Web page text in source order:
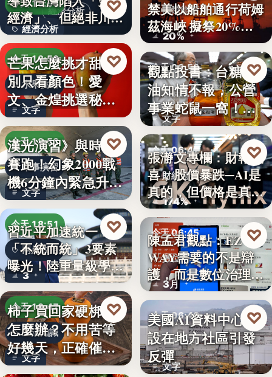
經濟分析
今天 18:54
經濟分析
40%
經濟」、但絕非川普
所…
♡
今天 18:53
水果挑選
文字
芒果怎麼挑才甜？
別只看顏色！愛
文、金煌挑選秘訣
曝光，買回…
♡
今天 18:53
軍事演習
文字
漢光演習》與時間
賽跑！幻象2000戰
機6分鐘內緊急升
空…
♡
今天 18:51
兩岸政治
3
習近平加速統一？
「不統而統」3要素
曝光！陸重量級學者
朱衛…
♡
今天 18:47
生活知識
文字
柿子買回家硬梆梆
怎麼辦？不用苦等
好幾天，正確催熟
方法一次…
♡
國際能源
20%
禁美以船舶通行荷姆
茲海峽 擬祭20%
貨…
今天 06:50
食安風暴
文字
觀點投書：台糖毒
油知情不報，公營
事業蛇鼠一窩！人
民何堪？
♡
今天 06:47
財經趨勢
174%
張瀞文專欄：財報報
喜，股價暴跌─AI是
真的，但價格是真
的…
♡
今天 06:45
數位治理
3月
陳孟君觀點：EZ
WAY需要的不是辯
護，而是數位治理的
升…
♡
今天 06:40
社會反彈
文字
美國AI資料中心建
設在地方社區引發
反彈
♡